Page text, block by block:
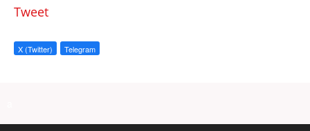
Tweet
X (Twitter) Telegram